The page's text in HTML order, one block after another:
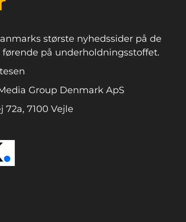
største nyhedssider på de
førende på underholdningsstoffet.
Group Denmark ApS
72a, 7100 Vejle